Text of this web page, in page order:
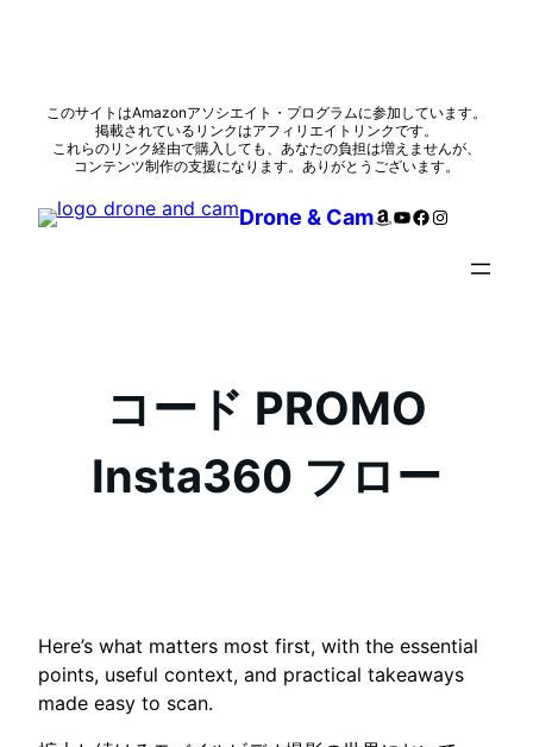
このサイトはAmazonアソシエイト・プログラムに参加しています。
掲載されているリンクはアフィリエイトリンクです。
これらのリンク経由で購入しても、あなたの負担は増えませんが、
コンテンツ制作の支援になります。ありがとうございます。
Drone & CamAmazon
YouTube
Facebook
Instagram
コード PROMO
Insta360 フロー
Here’s what matters most first, with the essential
points, useful context, and practical takeaways
made easy to scan.